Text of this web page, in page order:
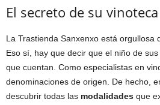
El secreto de su vinoteca
La Trastienda Sanxenxo está orgullosa
Eso sí, hay que decir que el niño de
que cuentan. Como especialistas en
denominaciones de origen. De hecho,
descubrir todas las modalidades que